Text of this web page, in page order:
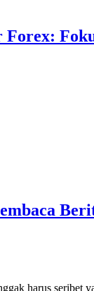
harus seribet